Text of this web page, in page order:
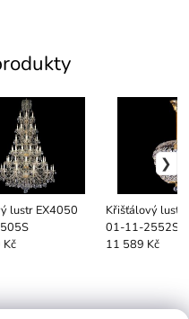
lustr EX4050
Křišťálový lustr
01-11-2552S
11 589 Kč